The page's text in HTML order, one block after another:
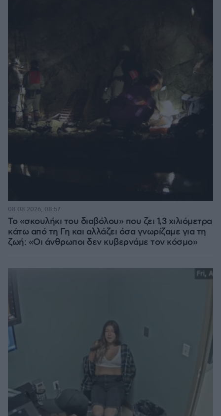
Το «σκουλήκι του διαβόλου» που ζει 1,3 χιλιόμετρα
κάτω από τη Γη και αλλάζει όσα γνωρίζαμε για τη
ζωή: «Οι άνθρωποι δεν κυβερνάμε τον κόσμο»
08.08.2026, 08:57